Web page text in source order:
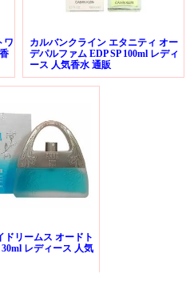
ワ
カルバンクライン エタニティ オー
デパルファム EDP SP 100ml レディ
ース 人気香水 通販
ドリームス オードト
30ml レディース 人気